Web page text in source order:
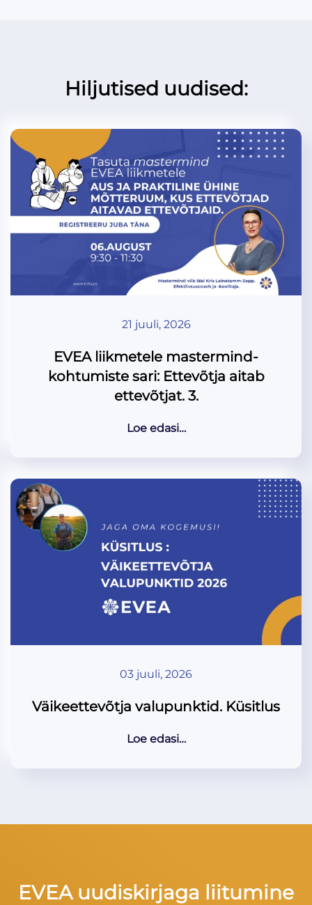
Hiljutised uudised:
21 juuli, 2026
EVEA liikmetele mastermind-
kohtumiste sari: Ettevõtja aitab
ettevõtjat. 3.
Loe edasi…
03 juuli, 2026
Väikeettevõtja valupunktid. Küsitlus
Loe edasi…
EVEA uudiskirjaga liitumine